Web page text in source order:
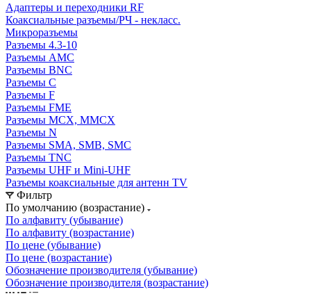
Адаптеры и переходники RF
Коаксиальные разъемы/РЧ - некласс.
Микроразъемы
Разъeмы 4.3-10
Разъeмы AMC
Разъeмы BNC
Разъeмы C
Разъeмы F
Разъeмы FME
Разъeмы MCX, MMCX
Разъeмы N
Разъeмы SMA, SMB, SMC
Разъeмы TNC
Разъeмы UHF и Mini-UHF
Разъeмы коаксиальные для антенн TV
Фильтр
По умолчанию (возрастание)
По алфавиту (убывание)
По алфавиту (возрастание)
По цене (убывание)
По цене (возрастание)
Обозначение производителя (убывание)
Обозначение производителя (возрастание)